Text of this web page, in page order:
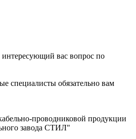
вас вопрос по
специалисты обязательно вам
проводниковой продукции
завода СТИЛ"